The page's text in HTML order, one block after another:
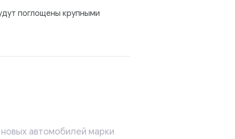
поглощены крупными
автомобилей марки